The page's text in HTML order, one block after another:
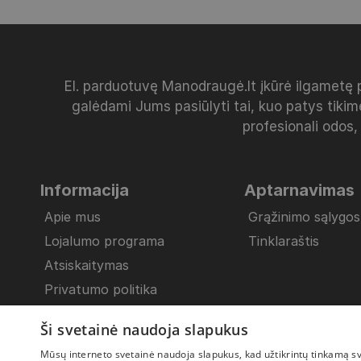
El. parduotuvę Manodraugė.lt įkūrė
galėdami Jums pasiūlyti tai, kuo patys
profesionali
Informacija
Apie mus
Lojalumo programa
Atsiskaitymas
Privatumo politika
Bendrosios nuostatos
Aptarnavimas
Grąžinimo sąlygos
Tinklaraštis
Ši svetainė naudoja slapukus
Mūsų interneto svetainė naudoja slapukus, kad užtikrintų tinkamą